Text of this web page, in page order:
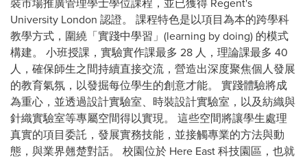
University London 認證。 課程特色是以項目為本的跨學科
教學方式，圍繞「實踐中學習」(learning by doing) 的模式
構建。 小班授課，實驗實作課最多 28 人，理論課最多 40
人，確保師生之間持續直接交流，營造出深度聚焦個人發展
的教育氣氛，以發掘每位學生的創意才能。 實踐體驗將成
為重心，並透過設計實驗室、時裝設計實驗室，以及紡織與
針織實驗室等專屬空間得以實現。 這些空間將讓學生處理
真實的項目委託，發展實務技能，並接觸專業的方法與動
態，與業界翹楚對話。 校園位於 Here East 科技園區，也就